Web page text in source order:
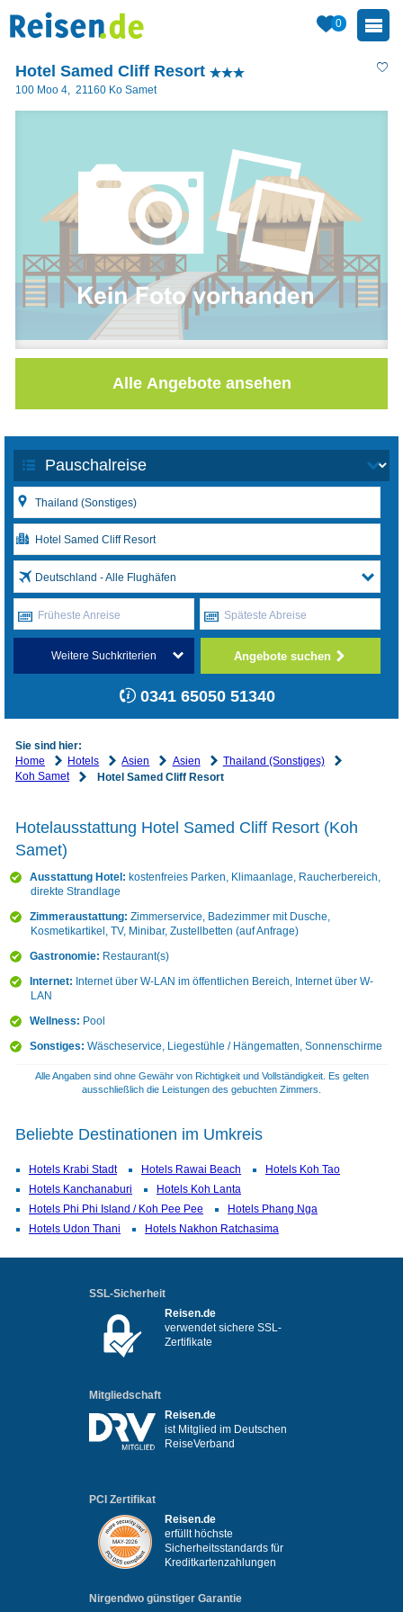
0
Hotel Samed Cliff Resort
100 Moo 4, 21160 Ko Samet
Alle Angebote ansehen
Deutschland - Alle Flughäfen
Früheste Anreise Späteste Abreise
Weitere Suchkriterien Angebote suchen
0341 65050 51340
Sie sind hier:
Home
Hotels Asien Asien
Thailand (Sonstiges)
Koh Samet
Hotel Samed Cliff Resort
Hotelausstattung Hotel Samed Cliff Resort (Koh
Samet)
Ausstattung Hotel: kostenfreies Parken, Klimaanlage, Raucherbereich,
direkte Strandlage
Zimmeraustattung: Zimmerservice, Badezimmer mit Dusche,
Kosmetikartikel, TV, Minibar, Zustellbetten (auf Anfrage)
Gastronomie: Restaurant(s)
Internet: Internet über W-LAN im öffentlichen Bereich, Internet über W-
LAN
Wellness: Pool
Sonstiges: Wäscheservice, Liegestühle / Hängematten, Sonnenschirme
Alle Angaben sind ohne Gewähr von Richtigkeit und Vollständigkeit. Es gelten
ausschließlich die Leistungen des gebuchten Zimmers.
Beliebte Destinationen im Umkreis
Hotels Krabi Stadt Hotels Rawai Beach
Hotels Koh Tao
Hotels Kanchanaburi
Hotels Koh Lanta
Hotels Phi Phi Island / Koh Pee Pee
Hotels Phang Nga
Hotels Udon Thani
Hotels Nakhon Ratchasima
SSL-Sicherheit
Reisen.de
verwendet sichere SSL-
Zertifikate
Mitgliedschaft
Reisen.de
ist Mitglied im Deutschen
ReiseVerband
PCI Zertifikat
Reisen.de
erfüllt höchste
Sicherheitsstandards für
Kreditkartenzahlungen
Nirgendwo günstiger Garantie